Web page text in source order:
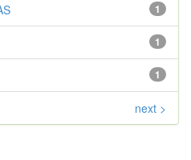
1
1
1
next >